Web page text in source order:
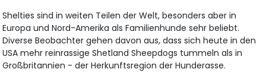
Shelties sind in weiten Teilen der Welt, besonders aber in
Europa und Nord-Amerika als Familienhunde sehr beliebt.
Diverse Beobachter gehen davon aus, dass sich heute in den
USA mehr reinrassige Shetland Sheepdogs tummeln als in
Großbritannien - der Herkunftsregion der Hunderasse.